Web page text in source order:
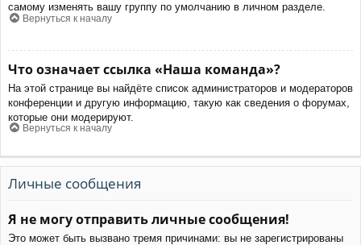
самому изменять вашу группу по умолчанию в личном разделе.
Вернуться к началу
Что означает ссылка «Наша команда»?
На этой странице вы найдёте список администраторов и модераторов
конференции и другую информацию, такую как сведения о форумах,
которые они модерируют.
Вернуться к началу
Личные сообщения
Я не могу отправить личные сообщения!
Это может быть вызвано тремя причинами: вы не зарегистрированы